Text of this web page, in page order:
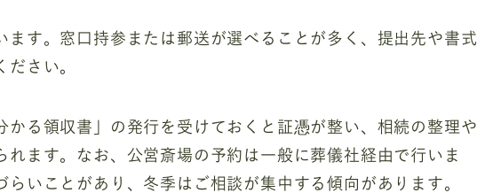
ます。窓口持参または郵送が選べることが多く、提出先や書式
さい。
かる領収書」の発行を受けておくと証憑が整い、相続の整理や
れます。なお、公営斎場の予約は一般に葬儀社経由で行いま
いことがあり、冬季はご相談が集中する傾向があります。